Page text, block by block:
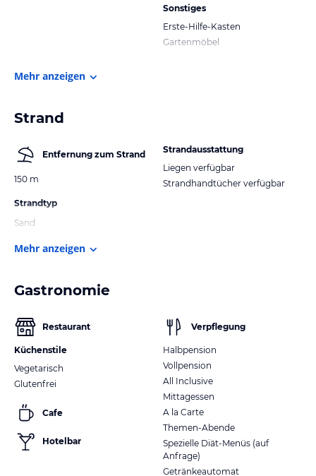
Sonstiges
Erste-Hilfe-Kasten
Gartenmöbel
Mehr anzeigen
Strand
Entfernung zum Strand
150 m
Strandtyp
Sand
Strandausstattung
Liegen verfügbar
Strandhandtücher verfügbar
Mehr anzeigen
Gastronomie
Restaurant
Küchenstile
Vegetarisch
Glutenfrei
Cafe
Hotelbar
Verpflegung
Halbpension
Vollpension
All Inclusive
Mittagessen
A la Carte
Themen-Abende
Spezielle Diät-Menüs (auf
Anfrage)
Getränkeautomat